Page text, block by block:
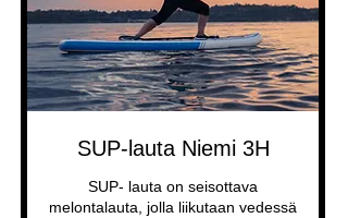
SUP-lauta Niemi 3H
SUP- lauta on seisottava
melontalauta, jolla liikutaan vedessä